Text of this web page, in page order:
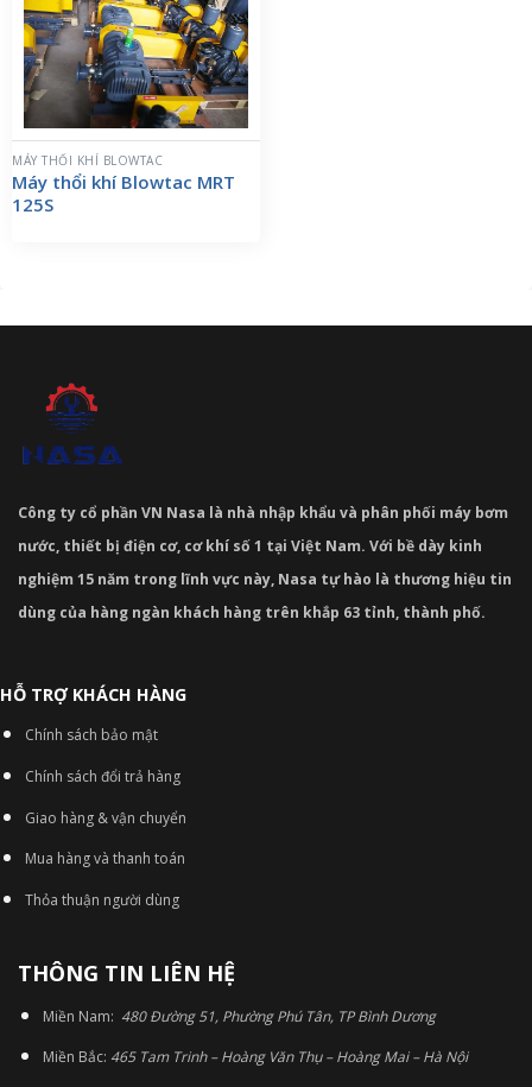
MÁY THỔI KHÍ BLOWTAC
Máy thổi khí Blowtac MRT
125S
Công ty cổ phần VN Nasa là nhà nhập khẩu và phân phối máy bơm
nước, thiết bị điện cơ, cơ khí số 1 tại Việt Nam. Với bề dày kinh
nghiệm 15 năm trong lĩnh vực này, Nasa tự hào là thương hiệu tin
dùng của hàng ngàn khách hàng trên khắp 63 tỉnh, thành phố.
HỖ TRỢ KHÁCH HÀNG
Chính sách bảo mật
Chính sách đổi trả hàng
Giao hàng & vận chuyển
Mua hàng và thanh toán
Thỏa thuận người dùng
THÔNG TIN LIÊN HỆ
Miền Nam: 480 Đường 51, Phường Phú Tân, TP Bình Dương
Miền Bắc: 465 Tam Trinh – Hoàng Văn Thụ – Hoàng Mai – Hà Nội